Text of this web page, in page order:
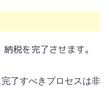
税を完了させます。
了すべきプロセスは非